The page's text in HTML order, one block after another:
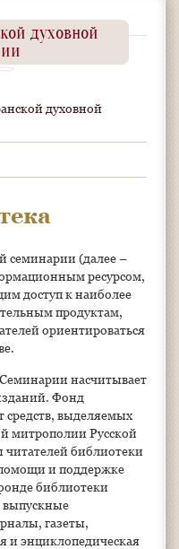
духовной
духовной
семинарии (далее –
ресурсом,
доступ к наиболее
продуктам,
ориентироваться
насчитывает
Фонд
средств, выделяемых
митрополии Русской
библиотеки
и поддержке
библиотеки
выпускные
газеты,
и энциклопедическая